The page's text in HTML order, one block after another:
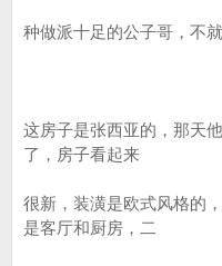
种做派十足的公子哥，不
这房子是张西亚的，那天
了，房子看起来
很新，装潢是欧式风格的
是客厅和厨房，二